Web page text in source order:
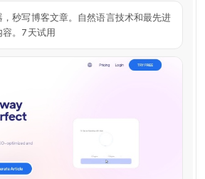
，秒写博客文章。自然语言技术和最先进
容。7天试用